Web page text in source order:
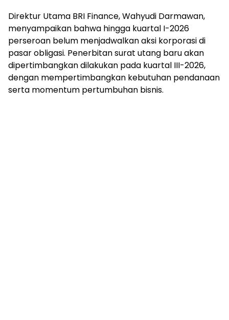
Direktur Utama BRI Finance, Wahyudi Darmawan,
menyampaikan bahwa hingga kuartal I-2026
perseroan belum menjadwalkan aksi korporasi di
pasar obligasi. Penerbitan surat utang baru akan
dipertimbangkan dilakukan pada kuartal III-2026,
dengan mempertimbangkan kebutuhan pendanaan
serta momentum pertumbuhan bisnis.